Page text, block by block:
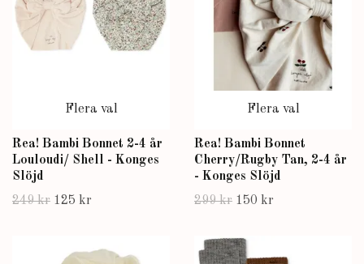
Flera val
Rea! Bambi Bonnet 2-4 år
Louloudi/ Shell - Konges
Slöjd
249 kr 125 kr
Flera val
Rea! Bambi Bonnet
Cherry/Rugby Tan, 2-4 år
- Konges Slöjd
299 kr 150 kr